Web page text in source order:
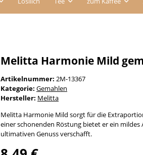
Melitta Harmonie Mild
Artikelnummer: 2M-13367
Kategorie: Gemahlen
Hersteller: Melitta
Melitta Harmonie Mild sorgt für die
einer schonenden Röstung bietet er ein
ultimativen Genuss verschafft.